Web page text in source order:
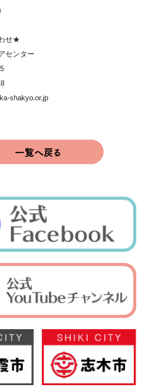
わせ★
センター
shakyo.or.jp